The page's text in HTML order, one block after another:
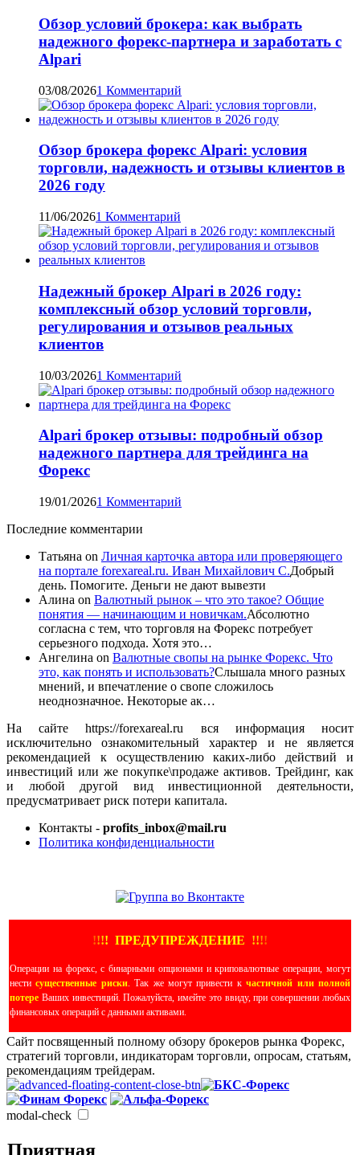
Обзор условий брокера: как выбрать
надежного форекс-партнера и заработать с
Alpari
03/08/20261 Комментарий
Обзор брокера форекс Alpari: условия
торговли, надежность и отзывы клиентов в
2026 году
11/06/20261 Комментарий
Надежный брокер Alpari в 2026 году:
комплексный обзор условий торговли,
регулирования и отзывов реальных
клиентов
10/03/20261 Комментарий
Alpari брокер отзывы: подробный обзор
надежного партнера для трейдинга на
Форекс
19/01/20261 Комментарий
Последние комментарии
Татьяна on Личная карточка автора или проверяющего
на портале forexareal.ru. Иван Михайлович С.Добрый
день. Помогите. Деньги не дают вывезти
Алина on Валютный рынок – что это такое? Общие
понятия — начинающим и новичкам.Абсолютно
согласна с тем, что торговля на Форекс потребует
серьезного подхода. Хотя это…
Ангелина on Валютные свопы на рынке Форекс. Что
это, как понять и использовать?Слышала много разных
мнений, и впечатление о свопе сложилось
неоднозначное. Некоторые ак…
На сайте https://forexareal.ru вся информация носит
исключительно ознакомительный характер и не является
рекомендацией к осуществлению каких-либо действий и
инвестиций или же покупке\продаже активов. Трейдинг, как
и любой другой вид инвестиционной деятельности,
предусматривает риск потери капитала.
Контакты - profits_inbox@mail.ru
Политика конфиденциальности
!!!! ПРЕДУПРЕЖДЕНИЕ !!!!
Операции на форекс, с бинарными опционами и криповалютные операции, могут
нестисущественные риски. Так же могут привести кчастичной или полной
потере Ваших инвестиций. Пожалуйста, имейте это ввиду, при совершении любых
финансовых операций с данными активами.
Сайт посвященный полному обзору брокеров рынка Форекс,
стратегий торговли, индикаторам торговли, опросам, статьям,
рекомендациям трейдерам.
modal-check
Приятная